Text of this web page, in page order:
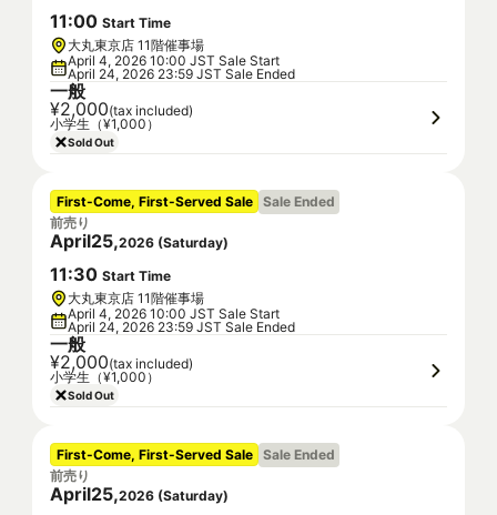
11:00 Start Time
大丸東京店 11階催事場
April 4, 2026 10:00 JST Sale Start
April 24, 2026 23:59 JST Sale Ended
一般
¥2,000(tax included)
小学生（¥1,000）
Sold Out
First-Come, First-Served Sale Sale Ended
前売り
April25,2026 (Saturday)
11:30 Start Time
大丸東京店 11階催事場
April 4, 2026 10:00 JST Sale Start
April 24, 2026 23:59 JST Sale Ended
一般
¥2,000(tax included)
小学生（¥1,000）
Sold Out
First-Come, First-Served Sale Sale Ended
前売り
April25,2026 (Saturday)